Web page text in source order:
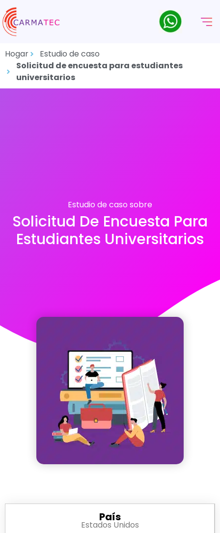
Hogar
Estudio de caso
Solicitud de encuesta para estudiantes
universitarios
Estudio de caso sobre
Solicitud De Encuesta Para
Estudiantes Universitarios
País
Estados Unidos